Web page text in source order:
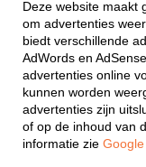
Deze website maakt
om advertenties
biedt verschillende
AdWords en
advertenties online
kunnen worden
advertenties zijn
of op de inhoud van
informatie zie